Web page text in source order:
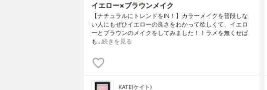
イエロー×ブラウンメイク
【ナチュラルにトレンドをIN！】カラーメイクを普段しな
い人にもぜひイエローの良さをわかって欲しくて、イエロ
ーとブラウンのメイクをしてみました！！ラメを無くせば
も…続きを見る
KATE(ケイト)